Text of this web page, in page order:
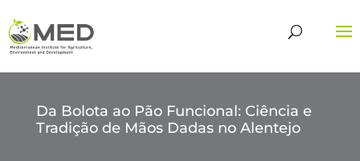
Da Bolota ao Pão Funcional: Ciência e
Tradição de Mãos Dadas no Alentejo